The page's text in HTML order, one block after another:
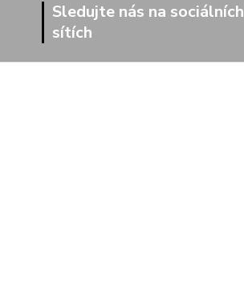
Sledujte nás na sociálních
sítích